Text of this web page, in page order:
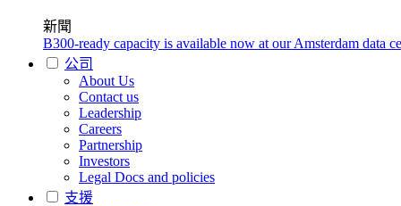
新聞
B300-ready capacity is available now at our Amsterdam data
公司
About Us
Contact us
Leadership
Careers
Partnership
Investors
Legal Docs and policies
支援